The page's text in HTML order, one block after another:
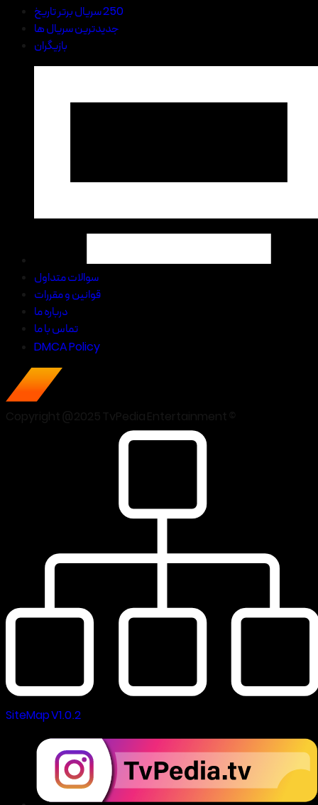
250 سریال برتر تاریخ
جدیدترین سریال ها
بازیگران
سوالات متداول
قوانین و مقررات
درباره ما
تماس با ما
DMCA Policy
SiteMap V1.0.2